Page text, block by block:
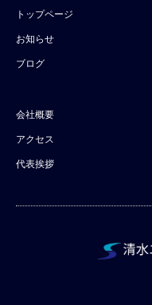
トップページ
お知らせ
ブログ
会社概要
アクセス
代表挨拶